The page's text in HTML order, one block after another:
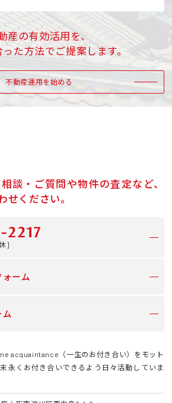
産の有効活用を、
た方法でご提案します。
不動産運用を始める
談・ご質問や物件の査定など、
せください。
]
ーム
acquaintance（一生のお付き合い）をモット
永くお付き合いできるよう日々活動していま